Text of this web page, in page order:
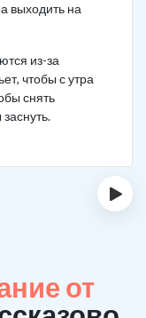
выходить на
из-за
чтобы с утра
снять
›
от